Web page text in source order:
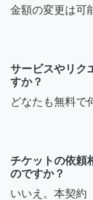
金額の変更は可
サービスやリク
すか？
どなたも無料で
チケットの依頼
のですか？
いいえ。本契約